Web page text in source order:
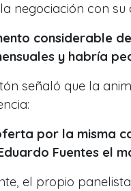
negociación con su
considerable
y habría
señaló que la
por la misma
Fuentes el
el propio